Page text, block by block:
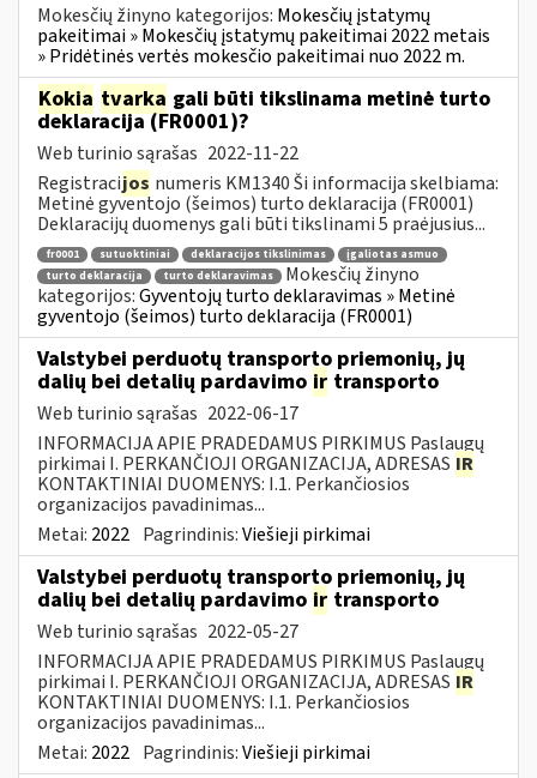
Mokesčių žinyno kategorijos: Mokesčių įstatymų
pakeitimai » Mokesčių įstatymų pakeitimai 2022 metais
» Pridėtinės vertės mokesčio pakeitimai nuo 2022 m.
Kokia tvarka gali būti tikslinama metinė turto
deklaracija (FR0001)?
Web turinio sąrašas 2022-11-22
Registracijos numeris KM1340 Ši informacija skelbiama:
Metinė gyventojo (šeimos) turto deklaracija (FR0001)
Deklaracijų duomenys gali būti tikslinami 5 praėjusius...
fr0001 sutuoktiniai deklaracijos tikslinimas
įgaliotas asmuo
turto deklaracija
turto deklaravimas
Mokesčių žinyno
kategorijos:Gyventojų turto deklaravimas » Metinė
gyventojo (šeimos) turto deklaracija (FR0001)
Valstybei perduotų transporto priemonių, jų
dalių bei detalių pardavimo ir transporto
Web turinio sąrašas 2022-06-17
INFORMACIJA APIE PRADEDAMUS PIRKIMUS Paslaugų
pirkimai I. PERKANČIOJI ORGANIZACIJA, ADRESAS IR
KONTAKTINIAI DUOMENYS: I.1. Perkančiosios
organizacijos pavadinimas...
Metai: 2022 Pagrindinis:Viešieji pirkimai
Valstybei perduotų transporto priemonių, jų
dalių bei detalių pardavimo ir transporto
Web turinio sąrašas 2022-05-27
INFORMACIJA APIE PRADEDAMUS PIRKIMUS Paslaugų
pirkimai I. PERKANČIOJI ORGANIZACIJA, ADRESAS IR
KONTAKTINIAI DUOMENYS: I.1. Perkančiosios
organizacijos pavadinimas...
Metai: 2022 Pagrindinis:Viešieji pirkimai